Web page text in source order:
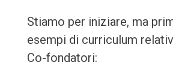
Stiamo per iniziare, ma
esempi di curriculum
Co-fondatori: